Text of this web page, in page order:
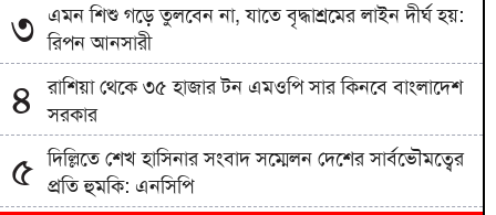
৩ এমন শিশু গড়ে তুলবেন না, যাতে বৃদ্ধাশ্রমের লাইন দীর্ঘ হয়:
রিপন আনসারী
৪
রাশিয়া থেকে ৩৫ হাজার টন এমওপি সার কিনবে বাংলাদেশ
সরকার
৫ দিল্লিতে শেখ হাসিনার সংবাদ সম্মেলন দেশের সার্বভৌমত্বের
প্রতি হুমকি: এনসিপি